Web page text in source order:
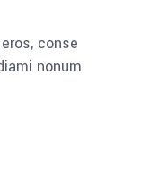
conse
nonum